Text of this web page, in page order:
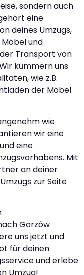
sondern auch
eine
deines Umzugs,
und
Transport von
kümmern uns
wie z.B.
der Möbel
wie
wir eine
eine
Mit
an deiner
zur Seite
Gorzów
uns jetzt und
für deinen
und erlebe
Umzug!